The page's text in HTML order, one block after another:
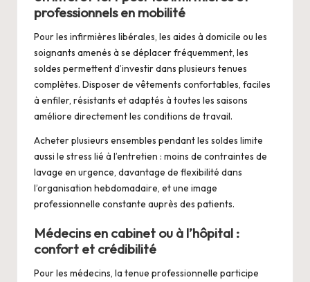
professionnels en mobilité
Pour les infirmières libérales, les aides à domicile ou les
soignants amenés à se déplacer fréquemment, les
soldes permettent d’investir dans plusieurs tenues
complètes. Disposer de vêtements confortables, faciles
à enfiler, résistants et adaptés à toutes les saisons
améliore directement les conditions de travail.
Acheter plusieurs ensembles pendant les soldes limite
aussi le stress lié à l’entretien : moins de contraintes de
lavage en urgence, davantage de flexibilité dans
l’organisation hebdomadaire, et une image
professionnelle constante auprès des patients.
Médecins en cabinet ou à l’hôpital :
confort et crédibilité
Pour les médecins, la tenue professionnelle participe